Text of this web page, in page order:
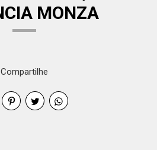
MONZA
Compartilhe